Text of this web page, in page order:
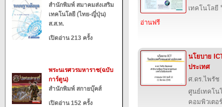
สำนักพิมพ์ สมาคมส่งเสริม
เทคโนโลยี (ไทย-ญี่ปุ่น)
ส.ส.ท.
เปิดอ่าน 213 ครั้ง
พระนเรศวรมหาราช(ฉบับ
การ์ตูน)
สำนักพิมพ์ สกายบุ๊คส์
เปิดอ่าน 152 ครั้ง
เทคโนโลยี
อ่านฟรี
นโยบาย
ประเทศ
ศ.ดร.ไพรัช
ศูนย์เทคโน
คอมพิวเตอ